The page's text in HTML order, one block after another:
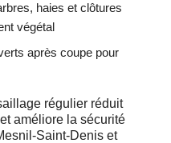
haies et clôtures
végétal
après coupe pour
régulier réduit
améliore la sécurité
Saint-Denis et